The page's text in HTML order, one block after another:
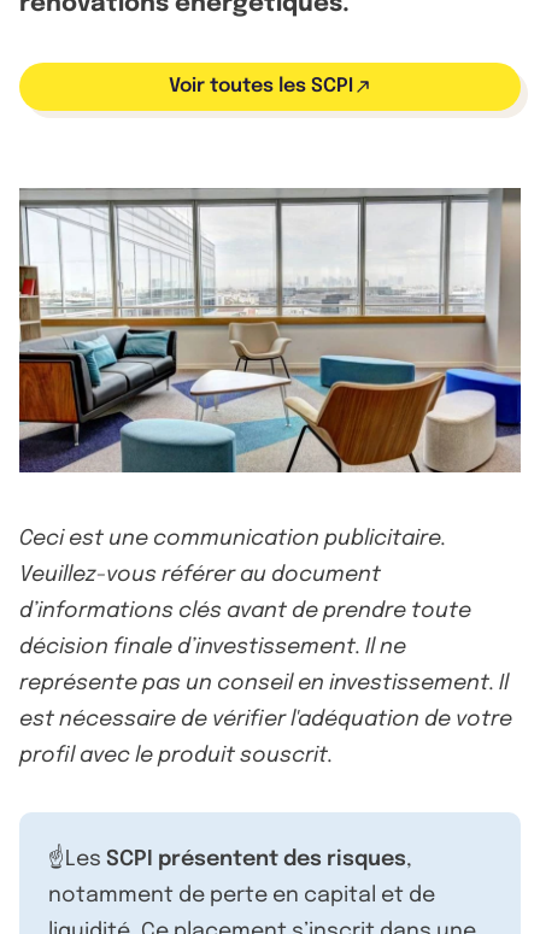
Voir toutes les SCPI
Ceci est une communication publicitaire.
Veuillez-vous référer au document
d’informations clés avant de prendre toute
décision finale d’investissement. Il ne
représente pas un conseil en investissement. Il
est nécessaire de vérifier l'adéquation de votre
profil avec le produit souscrit.
☝️Les SCPI présentent des risques,
notamment de perte en capital et de